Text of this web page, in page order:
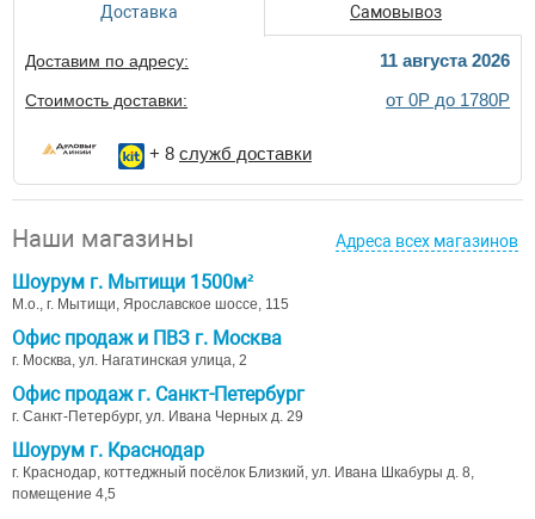
Доставка Самовывоз
Доставим по адресу: 11 августа 2026
Стоимость доставки: от 0Р до 1780Р
+ 8 служб доставки
Наши магазины Адреса всех магазинов
Шоурум г. Мытищи 1500м²
М.о., г. Мытищи, Ярославское шоссе, 115
Офис продаж и ПВЗ г. Москва
г. Москва, ул. Нагатинская улица, 2
Офис продаж г. Санкт-Петербург
г. Санкт-Петербург, ул. Ивана Черных д. 29
Шоурум г. Краснодар
г. Краснодар, коттеджный посёлок Близкий, ул. Ивана Шкабуры д. 8,
помещение 4,5